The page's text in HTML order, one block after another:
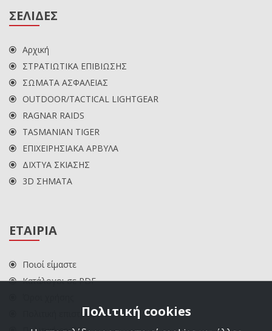
ΣΕΛΙΔΕΣ
Αρχική
ΣΤΡΑΤΙΩΤΙΚΑ ΕΠΙΒΙΩΣΗΣ
ΣΩΜΑΤΑ ΑΣΦΑΛΕΙΑΣ
OUTDOOR/TACTICAL LIGHTGEAR
RAGNAR RAIDS
TASMANIAN TIGER
ΕΠΙΧΕΙΡΗΣΙΑΚΑ ΑΡΒΥΛΑ
ΔΙΧΤΥΑ ΣΚΙΑΣΗΣ
3D ΣΗΜΑΤΑ
ΕΤΑΙΡΙΑ
Ποιοί είμαστε
Κατάλογοι σε PDF
Πολιτική επιστροφώνΠολιτική cookies